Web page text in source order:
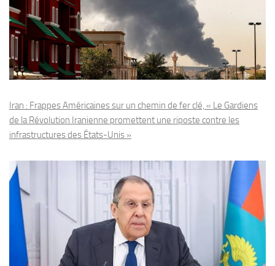
Iran : Frappes Américaines sur un chemin de fer clé, « Le Gardiens
de la Révolution Iranienne promettent une riposte contre les
infrastructures des États-Unis »